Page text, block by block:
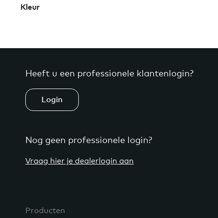
Kleur
Heeft u een professionele klantenlogin?
Login
Nog geen professionele login?
Vraag hier je dealerlogin aan
Producten